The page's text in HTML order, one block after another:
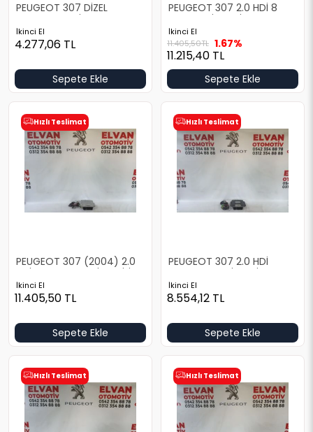
PEUGEOT 307 DİZEL
MOTOR BEYNİ
İkinci El
4.277,06 TL
Sepete Ekle
PEUGEOT 307 2.0 HDİ 8
SUBAP BSİ BEYNİ
İkinci El
11.405,50TL 1.67%
11.215,40 TL
Sepete Ekle
Hızlı Teslimat
PEUGEOT 307 (2004) 2.0
HDİ MOTOR BEYNİ ve KİLİT
ŞİFRESİ
İkinci El
11.405,50 TL
Sepete Ekle
Hızlı Teslimat
PEUGEOT 307 2.0 HDİ
MOTOR BEYNİ ve ŞİFRE
İkinci El
8.554,12 TL
Sepete Ekle
Hızlı Teslimat Hızlı Teslimat